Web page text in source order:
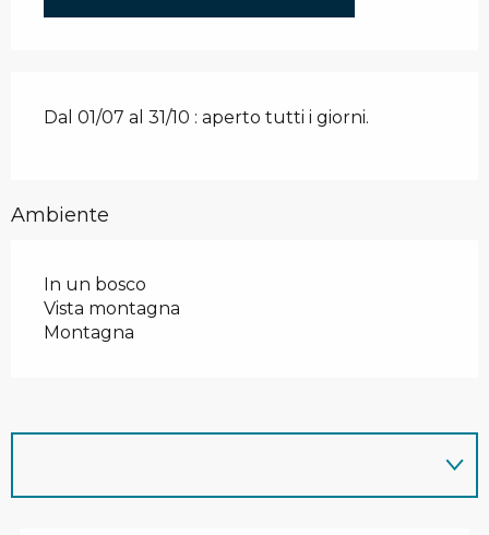
Dal 01/07 al 31/10 : aperto tutti i giorni.
Ambiente
In un bosco
Vista montagna
Montagna